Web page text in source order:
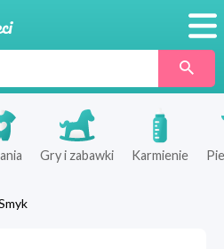
SklepyGry i zabawki Karmienie